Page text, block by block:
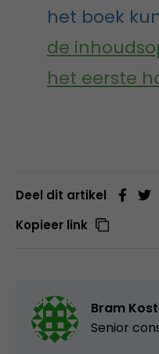
het boek
de
het eerste
Deel dit artikel
Kopieer link
Bram
Senior